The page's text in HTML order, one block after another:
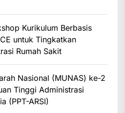
Kurikulum Berbasis
untuk Tingkatkan
Rumah Sakit
Nasional (MUNAS) ke-2
Tinggi Administrasi
(PPT-ARSI)